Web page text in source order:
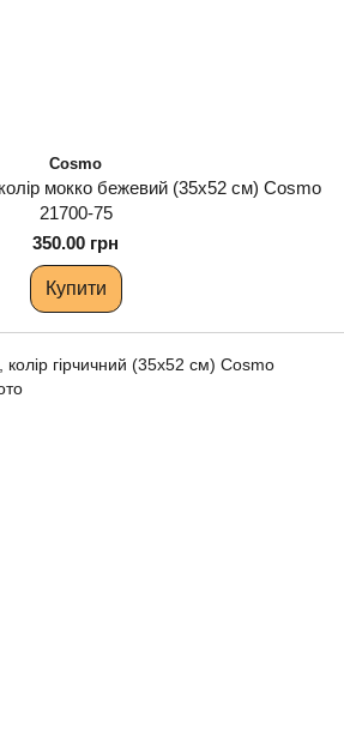
Cosmo
мокко бежевий (35х52 см) Cosmo
21700-75
350.00 грн
Купити